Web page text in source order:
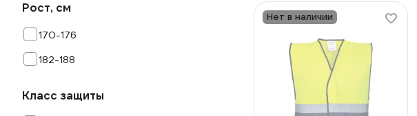
Рост, см
170-176
182-188
Класс защиты
Нет в наличии